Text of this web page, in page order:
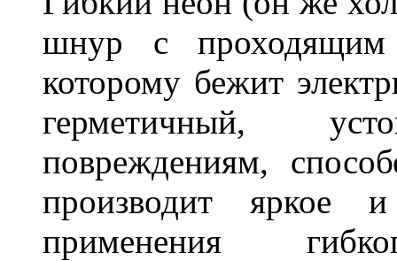
шнур с
которому бежит
герметичный,
повреждениям,
производит яркое
применения